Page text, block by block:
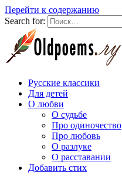
Перейти к содержанию
Search for:
Русские классики
Для детей
О любви
О судьбе
Про одиночество
Про любовь
О разлуке
О расставании
Добавить стих